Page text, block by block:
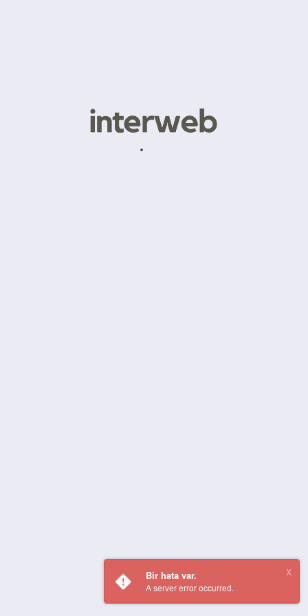
Bir hata var.
A server error occurred.